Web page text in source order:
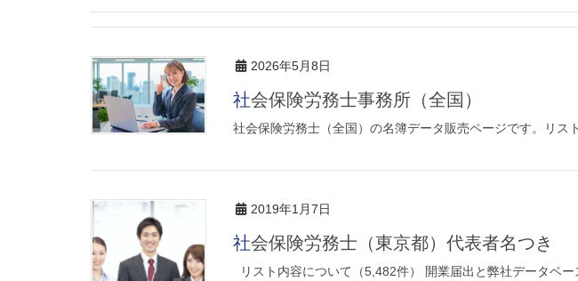
2026年5月8日
社会保険労務士事務所（全国）
社会保険労務士（全国）の名簿データ販売ページです。リス
2019年1月7日
社会保険労務士（東京都）代表者名つき
リスト内容について（5,482件） 開業届出と弊社データベ